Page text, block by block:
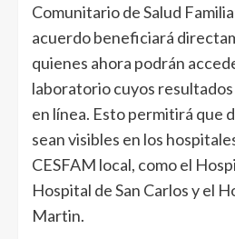
Comunitario de Salud
acuerdo beneficiará
quienes ahora podrán
laboratorio cuyos
en línea. Esto permitirá que
sean visibles en los
CESFAM local, como el
Hospital de San Carlos y el
Martin.